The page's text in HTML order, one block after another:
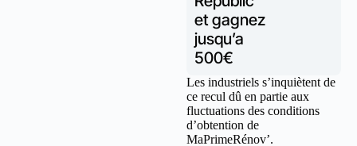
et gagnez
jusqu’a
500€
Les industriels s’inquiètent de
ce recul dû en partie aux
fluctuations des conditions
d’obtention de
MaPrimeRénov’.